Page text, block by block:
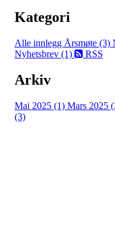
Kategori
Alle innlegg Årsmøte (3)
Nyhetsbrev (1)
RSS
Arkiv
Mai 2025 (1) Mars 2025
(3)